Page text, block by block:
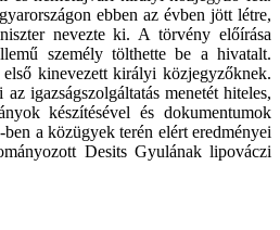
ebben az évben jött létre,
nevezte ki. A törvény előírása
személy tölthette be a hivatalt.
kinevezett királyi közjegyzőknek.
igazságszolgáltatás menetét hiteles,
készítésével és dokumentumok
a közügyek terén elért eredményei
Desits Gyulának lipováczi